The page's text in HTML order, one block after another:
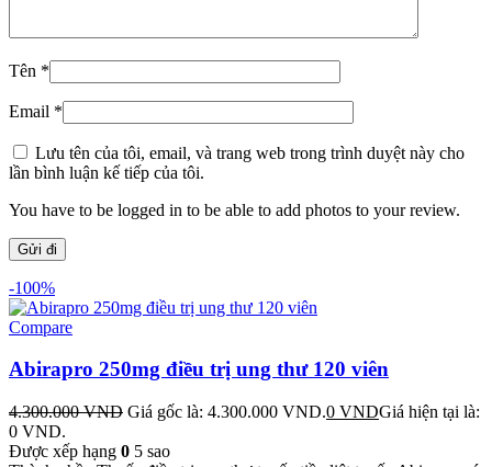
Tên *
Email *
Lưu tên của tôi, email, và trang web trong trình duyệt này cho
lần bình luận kế tiếp của tôi.
You have to be logged in to be able to add photos to your review.
-100%
Compare
Abirapro 250mg điều trị ung thư 120 viên
4.300.000VND Giá gốc là: 4.300.000 VND.0 VNDGiá hiện tại là:
0 VND.
Được xếp hạng 0 5 sao